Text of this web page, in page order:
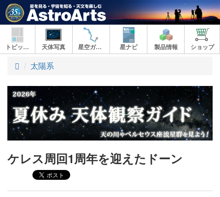
トピックス 天体写真 星空ガイド 星ナビ 製品情報 ショップ
ト
プ
太陽系
ケレス周回1周年を迎えたドーン